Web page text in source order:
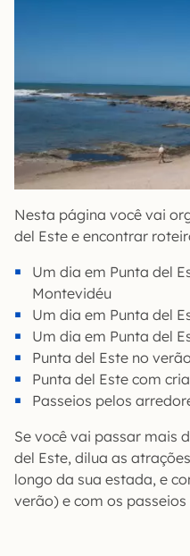
Nesta página você vai
del Este e encontrar
Um dia em Punta del
Montevidéu
Um dia em Punta del
Um dia em Punta del
Punta del Este no verão
Punta del Este com
Passeios pelos
Se você vai passar mais
del Este, dilua as
longo da sua estada, e
verão) e com os